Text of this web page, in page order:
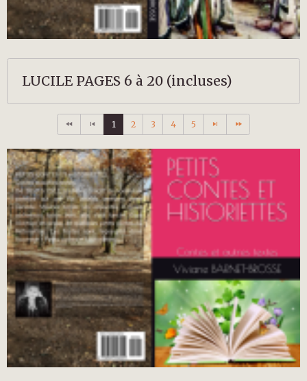
LUCILE PAGES 6 à 20 (incluses)
1 2 3 4 5